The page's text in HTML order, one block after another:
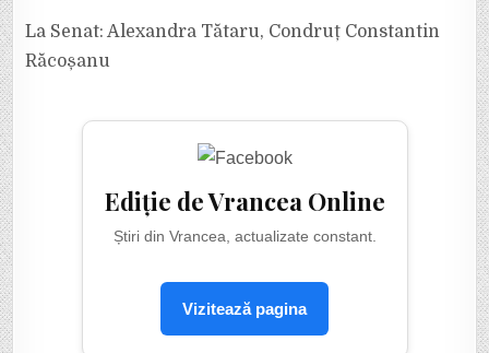
La Senat: Alexandra Tătaru, Condruț Constantin
Răcoșanu
Ediție de Vrancea Online
Știri din Vrancea, actualizate constant.
Vizitează pagina